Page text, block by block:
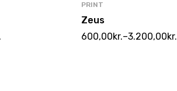
PRINT
Zeus
600,00kr.–3.200,00kr.